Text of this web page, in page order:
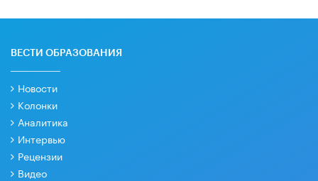
ВЕСТИ ОБРАЗОВАНИЯ
Новости
Колонки
Аналитика
Интервью
Рецензии
Видео